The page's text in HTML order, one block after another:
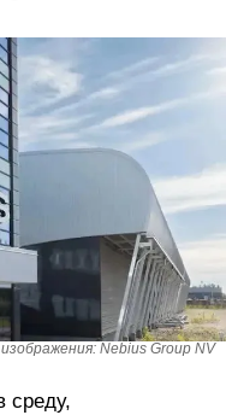
Nebius Group NV
среду,